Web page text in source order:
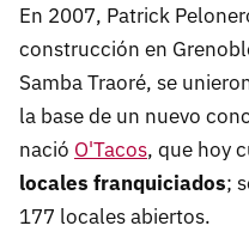
En 2007, Patrick
construcción en
Samba Traoré, se
la base de un nuevo
nació O'Tacos, que hoy
locales franquiciados;
177 locales abiertos.